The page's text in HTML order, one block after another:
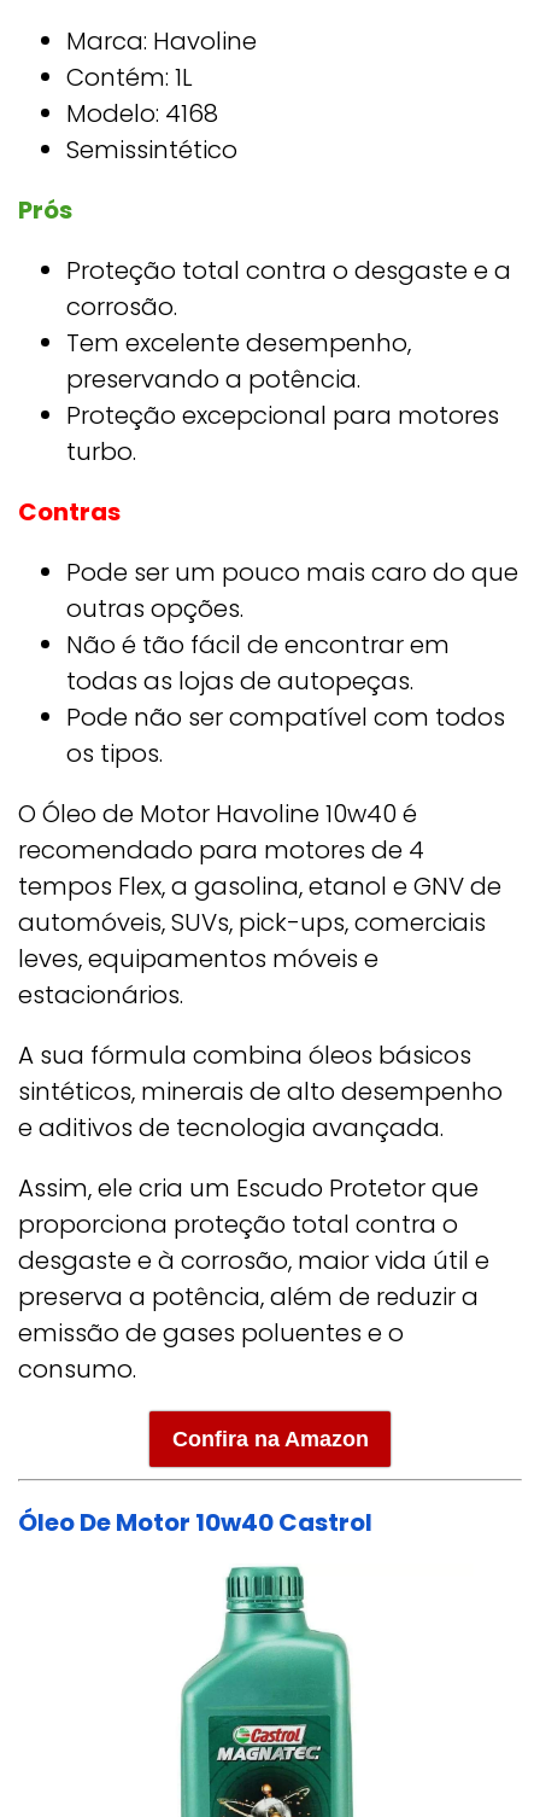
Marca: Havoline
Contém: 1L
Modelo: ‎4168
Semissintético
Prós
Proteção total contra o desgaste e a
corrosão.
Tem excelente desempenho,
preservando a potência.
Proteção excepcional para motores
turbo.
Contras
Pode ser um pouco mais caro do que
outras opções.
Não é tão fácil de encontrar em
todas as lojas de autopeças.
Pode não ser compatível com todos
os tipos.
O Óleo de Motor Havoline 10w40 é
recomendado para motores de 4
tempos Flex, a gasolina, etanol e GNV de
automóveis, SUVs, pick-ups, comerciais
leves, equipamentos móveis e
estacionários.
A sua fórmula combina óleos básicos
sintéticos, minerais de alto desempenho
e aditivos de tecnologia avançada.
Assim, ele cria um Escudo Protetor que
proporciona proteção total contra o
desgaste e à corrosão, maior vida útil e
preserva a potência, além de reduzir a
emissão de gases poluentes e o
consumo.
Confira na Amazon
Óleo De Motor 10w40 Castrol